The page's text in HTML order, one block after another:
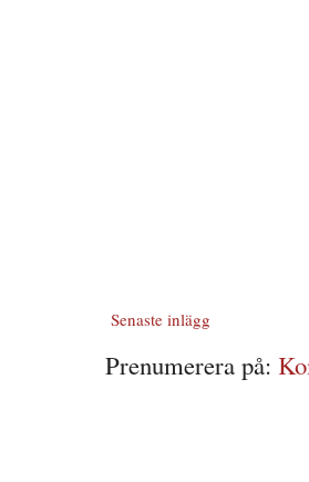
Senaste inlägg
Prenumerera på: